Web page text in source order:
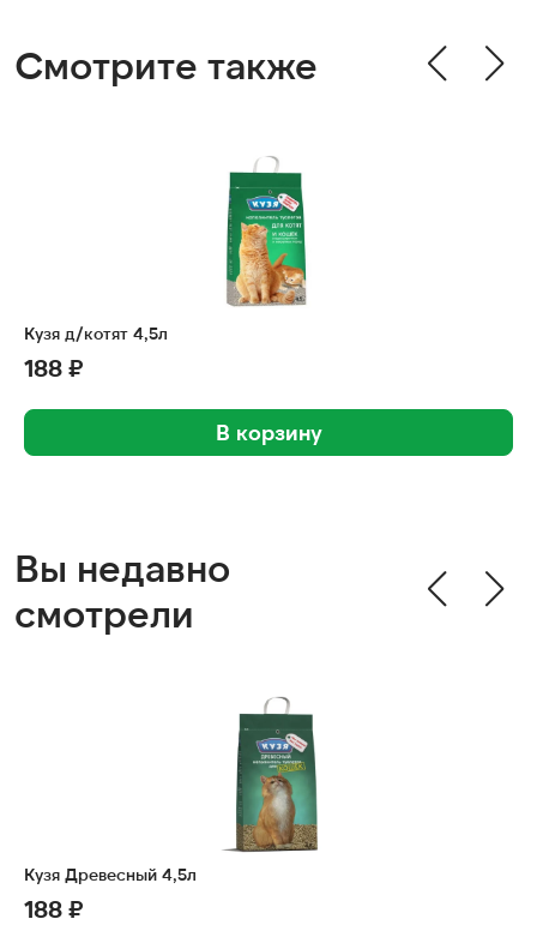
Смотрите также
Кузя д/котят 4,5л
188 ₽
В корзину
Вы недавно
смотрели
Кузя Древесный 4,5л
188 ₽